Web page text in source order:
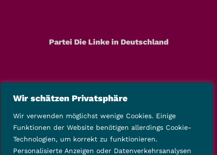
Wir schätzen Privatsphäre
Wir verwenden möglichst wenige Cookies. Einige
Funktionen der Website benötigen allerdings Cookie-
Technologien, um korrekt zu funktionieren.
Personalisierte Anzeigen oder Datenverkehrsanalysen
Partei Die Linke in Deutschland